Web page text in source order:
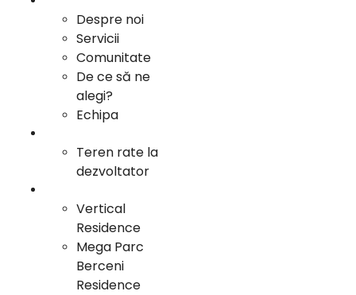
Despre noi
Servicii
Comunitate
De ce să ne
alegi?
Echipa
Teren rate la
dezvoltator
Vertical
Residence
Mega Parc
Berceni
Residence